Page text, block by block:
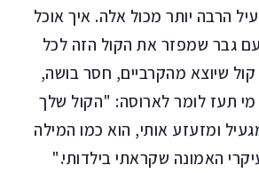
הרבה יותר מכול אלה. איך אוכל
גבר שמפזר את הקול הזה לכל
שיוצא מהקרביים, חסר בושה,
תעז לומר לארוסה: "הקול שלך
ומזעזע אותי, הוא כמו המילה
האמונה שקראתי בילדותי."